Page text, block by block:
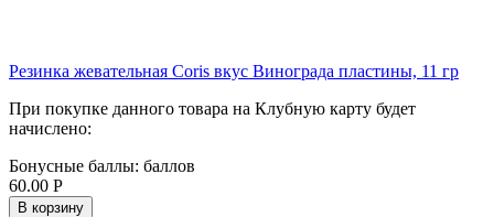
Резинка жевательная Coris вкус Винограда пластины, 11 гр
При покупке данного товара на Клубную карту будет
начислено:
Бонусные баллы: баллов
60.00 Р
В корзину